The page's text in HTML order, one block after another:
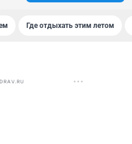
Где отдыхать этим летом